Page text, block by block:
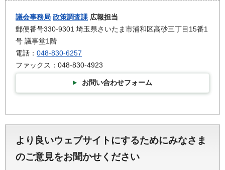
議会事務局 政策調査課 広報担当
郵便番号330-9301 埼玉県さいたま市浦和区高砂三丁目15番1
号 議事堂1階
電話： 048-830-6257
ファックス：048-830-4923
お問い合わせフォーム
より良いウェブサイトにするためにみなさま
のご意見をお聞かせください